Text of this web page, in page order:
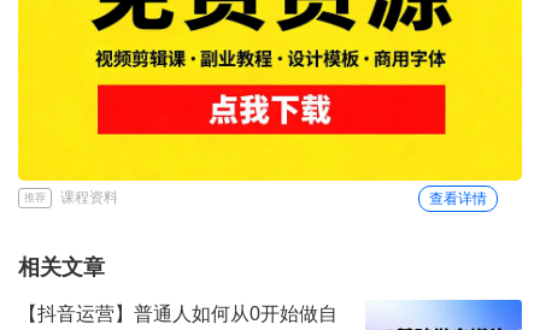
推荐 课程资料 查看详情
相关文章
【抖音运营】普通人如何从0开始做自